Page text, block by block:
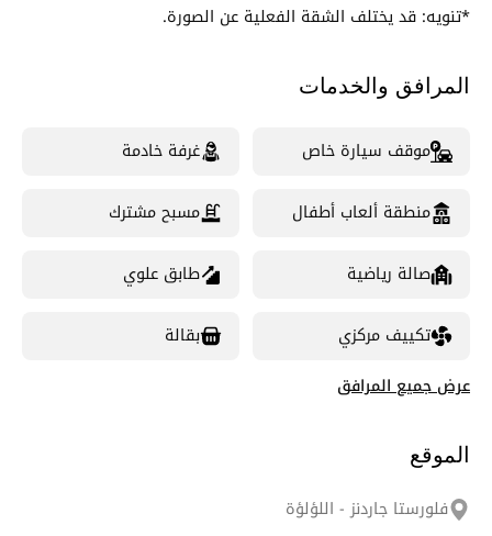
*تنويه: قد يختلف الشقة الفعلية عن الصورة.
المرافق والخدمات
موقف سيارة خاص غرفة خادمة
منطقة ألعاب أطفال مسبح مشترك
صالة رياضية طابق علوي
تكييف مركزي
بقالة
عرض جميع المرافق
الموقع
فلورستا جاردنز - اللؤلؤة